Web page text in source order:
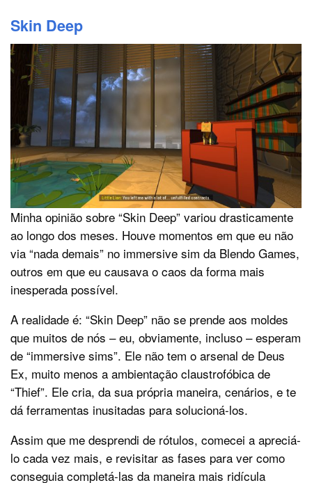
Skin Deep
Minha opinião sobre “Skin Deep” variou drasticamente
ao longo dos meses. Houve momentos em que eu não
via “nada demais” no immersive sim da Blendo Games,
outros em que eu causava o caos da forma mais
inesperada possível.
A realidade é: “Skin Deep” não se prende aos moldes
que muitos de nós – eu, obviamente, incluso – esperam
de “immersive sims”. Ele não tem o arsenal de Deus
Ex, muito menos a ambientação claustrofóbica de
“Thief”. Ele cria, da sua própria maneira, cenários, e te
dá ferramentas inusitadas para solucioná-los.
Assim que me desprendi de rótulos, comecei a apreciá-
lo cada vez mais, e revisitar as fases para ver como
conseguia completá-las da maneira mais ridícula